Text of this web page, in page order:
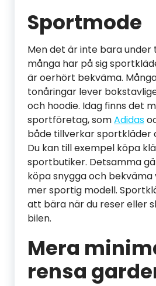
Sportmode
Men det är inte bara under
många har på sig
är oerhört bekväma.
tonåringar lever
och hoodie. Idag finns det
sportföretag, somAdidas
både tillverkar sportkläder
Du kan till exempel köpa
sportbutiker. Detsamma
köpa snygga och bekväma
mer sportig modell.
att bära när du reser eller
bilen.
Mera
rensa